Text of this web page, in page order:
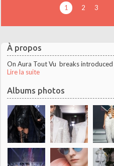
À propos
On Aura Tout Vu breaks
Lire la suite
Albums photos
1 2 3